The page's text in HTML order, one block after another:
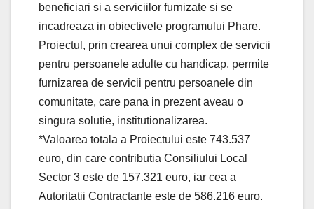
beneficiari si a serviciilor furnizate si se
incadreaza in obiectivele programului Phare.
Proiectul, prin crearea unui complex de servicii
pentru persoanele adulte cu handicap, permite
furnizarea de servicii pentru persoanele din
comunitate, care pana in prezent aveau o
singura solutie, institutionalizarea.
*Valoarea totala a Proiectului este 743.537
euro, din care contributia Consiliului Local
Sector 3 este de 157.321 euro, iar cea a
Autoritatii Contractante este de 586.216 euro.